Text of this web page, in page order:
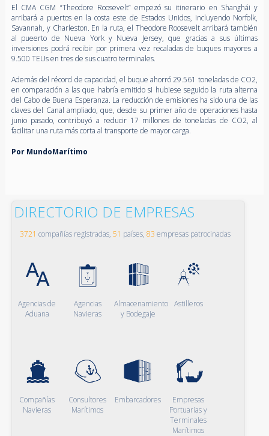
El CMA CGM “Theodore Roosevelt” empezó su itinerario en Shanghái y
arribará a puertos en la costa este de Estados Unidos, incluyendo Norfolk,
Savannah, y Charleston. En la ruta, el Theodore Roosevelt arribará también
al pueerto de Nueva York y Nueva Jersey, que gracias a sus últimas
inversiones podrá recibir por primera vez recaladas de buques mayores a
9.500 TEUs en tres de sus cuatro terminales.
Además del récord de capacidad, el buque ahorró 29.561 toneladas de CO2,
en comparación a las que habría emitido si hubiese seguido la ruta alterna
del Cabo de Buena Esperanza. La reducción de emisiones ha sido una de las
claves del Canal ampliado, que, desde su primer año de operaciones hasta
junio pasado, contribuyó a reducir 17 millones de toneladas de CO2, al
facilitar una ruta más corta al transporte de mayor carga.
Por MundoMarítimo
DIRECTORIO DE EMPRESAS
3721 compañías registradas, 51 países, 83 empresas patrocinadas
Agencias de
Aduana
Agencias
Navieras
Almacenamiento
y Bodegaje
Astilleros
Compañías
Navieras
Consultores
Marítimos
Embarcadores
Empresas
Portuarias y
Terminales
Marítimos